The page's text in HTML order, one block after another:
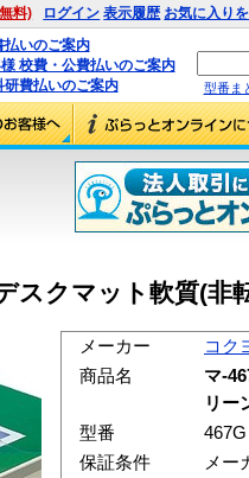
料) ログイン 表示履歴 お気に入り
払いのご案内
校費・公費払いのご案内
費払いのご案内
型番ま
スクマット軟質(非
メーカー
コク
商品名
マ-
リー
型番
467G
保証条件
メー